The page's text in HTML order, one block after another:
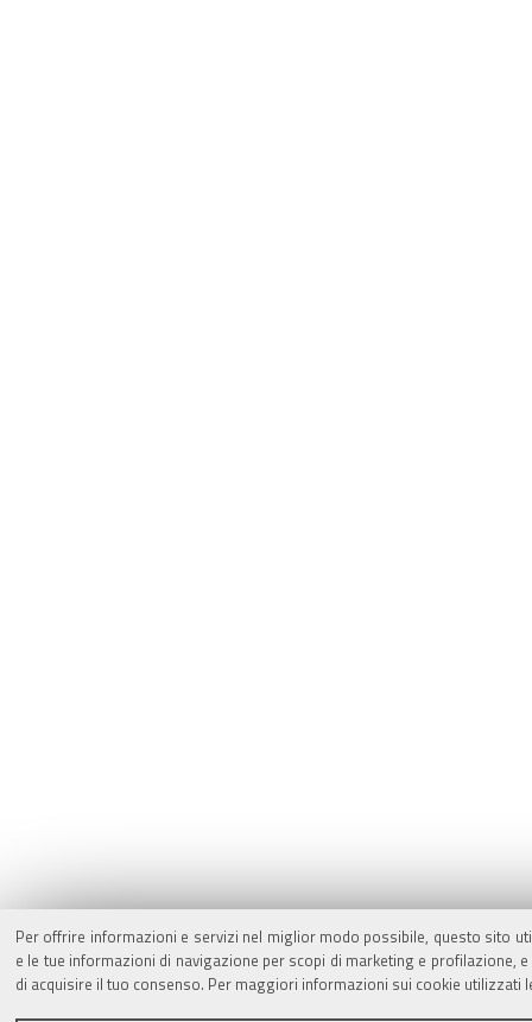
Per offrire informazioni e servizi nel miglior modo possibile, questo sito
e le tue informazioni di navigazione per scopi di marketing e
di acquisire il tuo consenso. Per maggiori informazioni sui cookie utilizzati